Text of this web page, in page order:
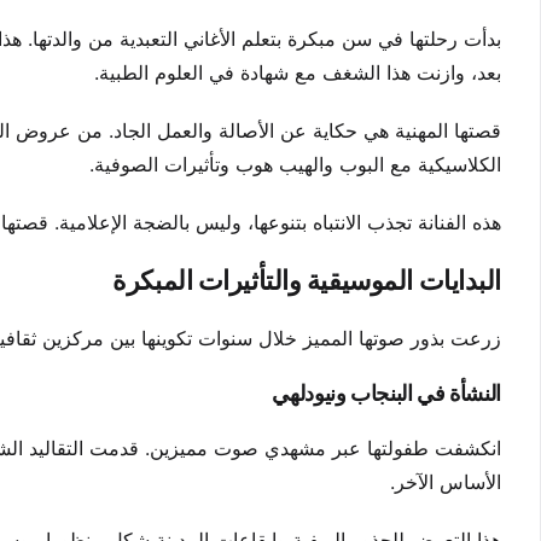
بدأت رحلتها في سن مبكرة بتعلم الأغاني التعبدية من والدتها.
بعد، وازنت هذا الشغف مع شهادة في العلوم الطبية.
قصتها المهنية هي حكاية عن الأصالة والعمل الجاد. من عروض
الكلاسيكية مع البوب والهيب هوب وتأثيرات الصوفية.
هذه الفنانة تجذب الانتباه بتنوعها، وليس بالضجة الإعلامية.
البدايات الموسيقية والتأثيرات المبكرة
زرعت بذور صوتها المميز خلال سنوات تكوينها بين مركزين
النشأة في البنجاب ونيودلهي
انكشفت طفولتها عبر مشهدي صوت مميزين. قدمت التقاليد
الأساس الآخر.